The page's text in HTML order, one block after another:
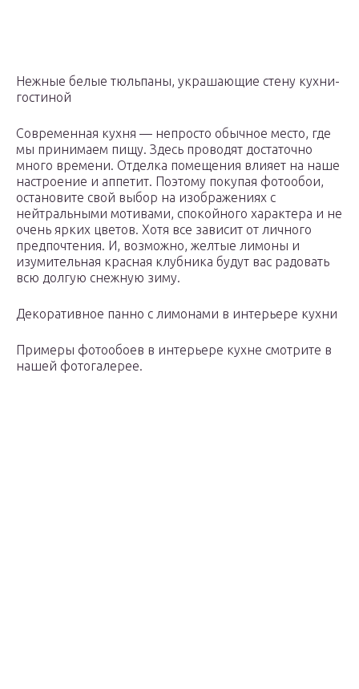
Нежные белые тюльпаны, украшающие стену кухни-
гостиной
Современная кухня — непросто обычное место, где
мы принимаем пищу. Здесь проводят достаточно
много времени. Отделка помещения влияет на наше
настроение и аппетит. Поэтому покупая фотообои,
остановите свой выбор на изображениях с
нейтральными мотивами, спокойного характера и не
очень ярких цветов. Хотя все зависит от личного
предпочтения. И, возможно, желтые лимоны и
изумительная красная клубника будут вас радовать
всю долгую снежную зиму.
Декоративное панно с лимонами в интерьере кухни
Примеры фотообоев в интерьере кухне смотрите в
нашей фотогалерее.